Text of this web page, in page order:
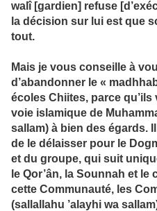
walî [gardien] refuse
la décision sur lui est que
tout.
Mais je vous conseille à
d’abandonner le «
écoles Chiites, parce
voie islamique de
sallam) à bien des égards.
de le délaisser pour le
et du groupe, qui suit
le Qor’ân, la Sounnah et
cette Communauté, les
(sallallahu ’alayhi wa